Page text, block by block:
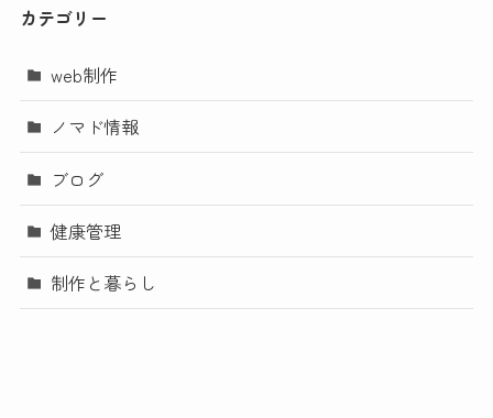
カテゴリー
web制作
ノマド情報
ブログ
健康管理
制作と暮らし